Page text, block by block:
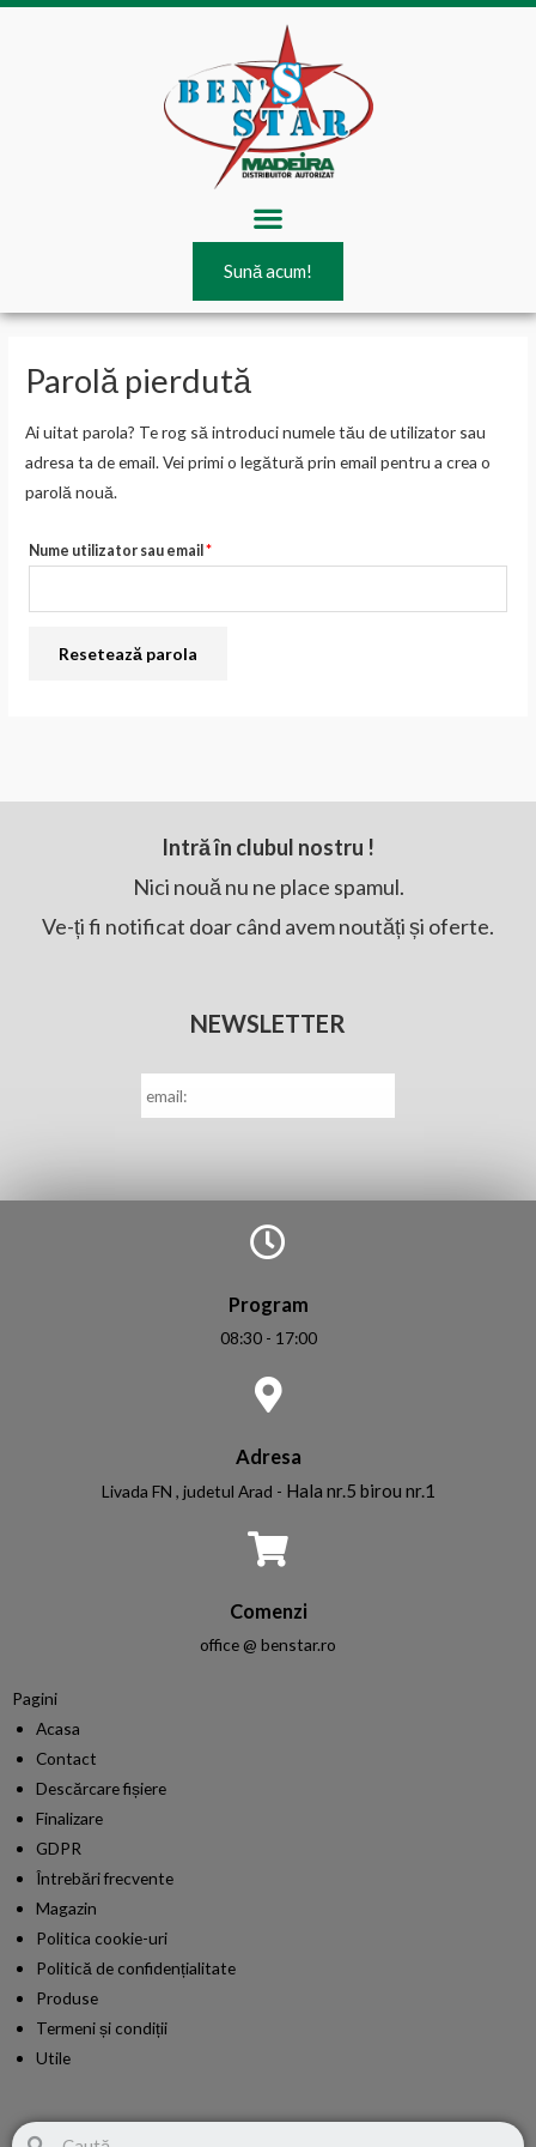
Skip
Menu
Sună acum!
Parolă pierdută
Ai uitat parola? Te rog să introduci numele tău de utilizator sau
adresa ta de email. Vei primi o legătură prin email pentru a crea o
parolă nouă.
Nume utilizator sau email*
Obligatoriu
Resetează parola
Intră în clubul nostru !
Nici nouă nu ne place spamul.
Ve-ți fi notificat doar când avem noutăți și oferte.
NEWSLETTER
*
Program
08:30 - 17:00
Adresa
Livada FN , judetul Arad - Hala nr.5 birou nr.1
Comenzi
office @ benstar.ro
Pagini
Acasa
Contact
Descărcare fișiere
Finalizare
GDPR
Întrebări frecvente
Magazin
Politica cookie-uri
Politică de confidențialitate
Produse
Termeni și condiții​
Utile
Search